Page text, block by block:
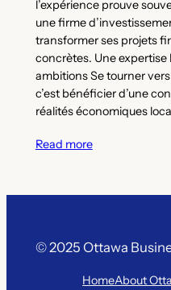
l’expérience prouve
une firme
transformer ses projets
concrètes. Une expertise
ambitions Se tourner
c’est bénéficier d’une
réalités économiques
Read more
© 2025 Ottawa
HomeAbout